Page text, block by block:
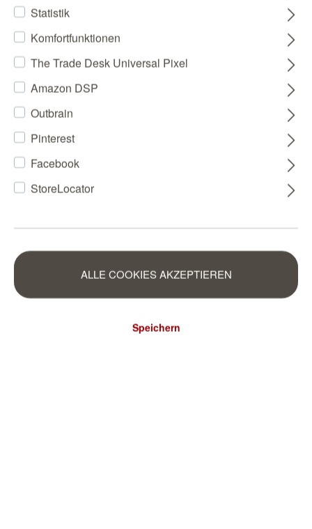
Statistik
Komfortfunktionen
The Trade Desk Universal Pixel
Amazon DSP
Outbrain
Pinterest
Facebook
StoreLocator
ALLE COOKIES AKZEPTIEREN
Speichern